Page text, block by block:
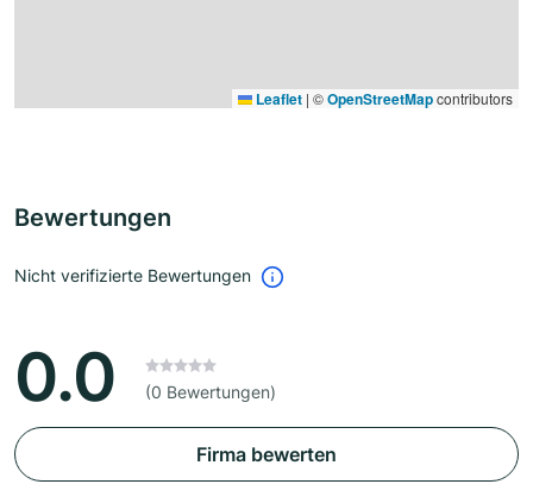
Leaflet | ©OpenStreetMapcontributors
Bewertungen
Nicht verifizierte Bewertungen
0.0 (0 Bewertungen)
Firma bewerten